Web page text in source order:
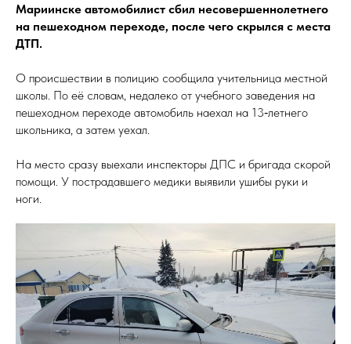
Мариинске автомобилист сбил несовершеннолетнего
на пешеходном переходе, после чего скрылся с места
ДТП.
О происшествии в полицию сообщила учительница местной
школы. По её словам, недалеко от учебного заведения на
пешеходном переходе автомобиль наехал на 13‑летнего
школьника, а затем уехал.
На место сразу выехали инспекторы ДПС и бригада скорой
помощи. У пострадавшего медики выявили ушибы руки и
ноги.